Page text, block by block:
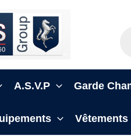
A.S.V.P Garde